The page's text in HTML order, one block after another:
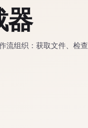
器
流组织：获取文件、检查